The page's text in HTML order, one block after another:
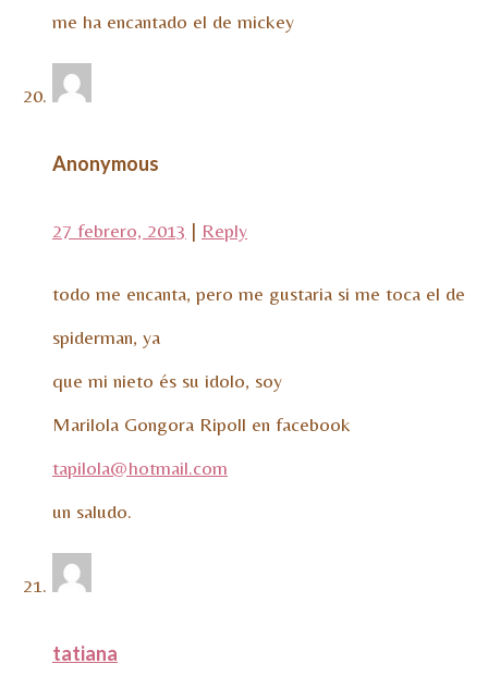
me ha encantado el de mickey
Anonymous
27 febrero, 2013 | Reply
todo me encanta, pero me gustaria si me toca el de
spiderman, ya
que mi nieto és su idolo, soy
Marilola Gongora Ripoll en facebook
tapilola@hotmail.com
un saludo.
tatiana